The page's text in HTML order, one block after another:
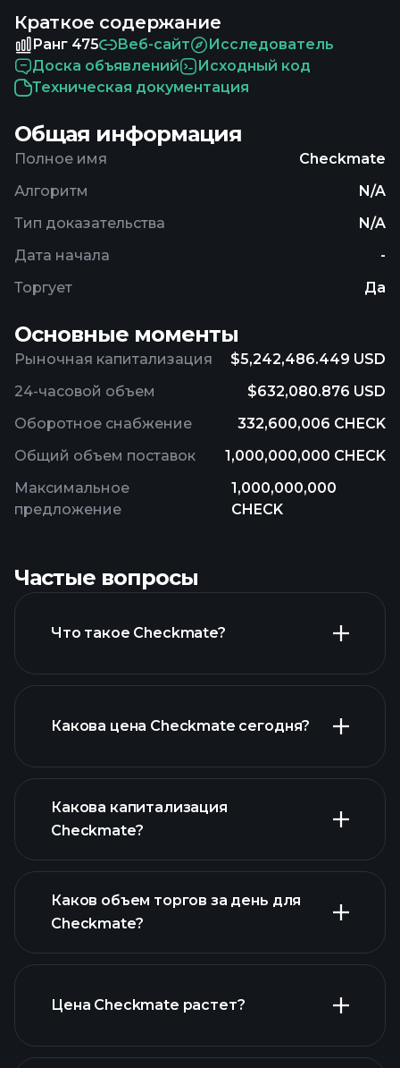
Краткое содержание
Ранг 475 Веб-сайт
Исследователь
Доска объявлений
Исходный код
Техническая документация
Общая информация
Полное имя
Checkmate
Алгоритм
N/A
Тип доказательства
N/A
Дата начала
-
Торгует
Да
Основные моменты
Рыночная капитализация
$5,242,486.449 USD
24-часовой объем
$632,080.876 USD
Оборотное снабжение
332,600,006 CHECK
Общий объем поставок
1,000,000,000 CHECK
Максимальное
предложение
1,000,000,000
CHECK
Частые вопросы
Что такое Checkmate?
Какова цена Checkmate сегодня?
расширенной диаграмме
Какова капитализация
Checkmate?
Каков объем торгов за день для
Checkmate?
Цена Checkmate растет?